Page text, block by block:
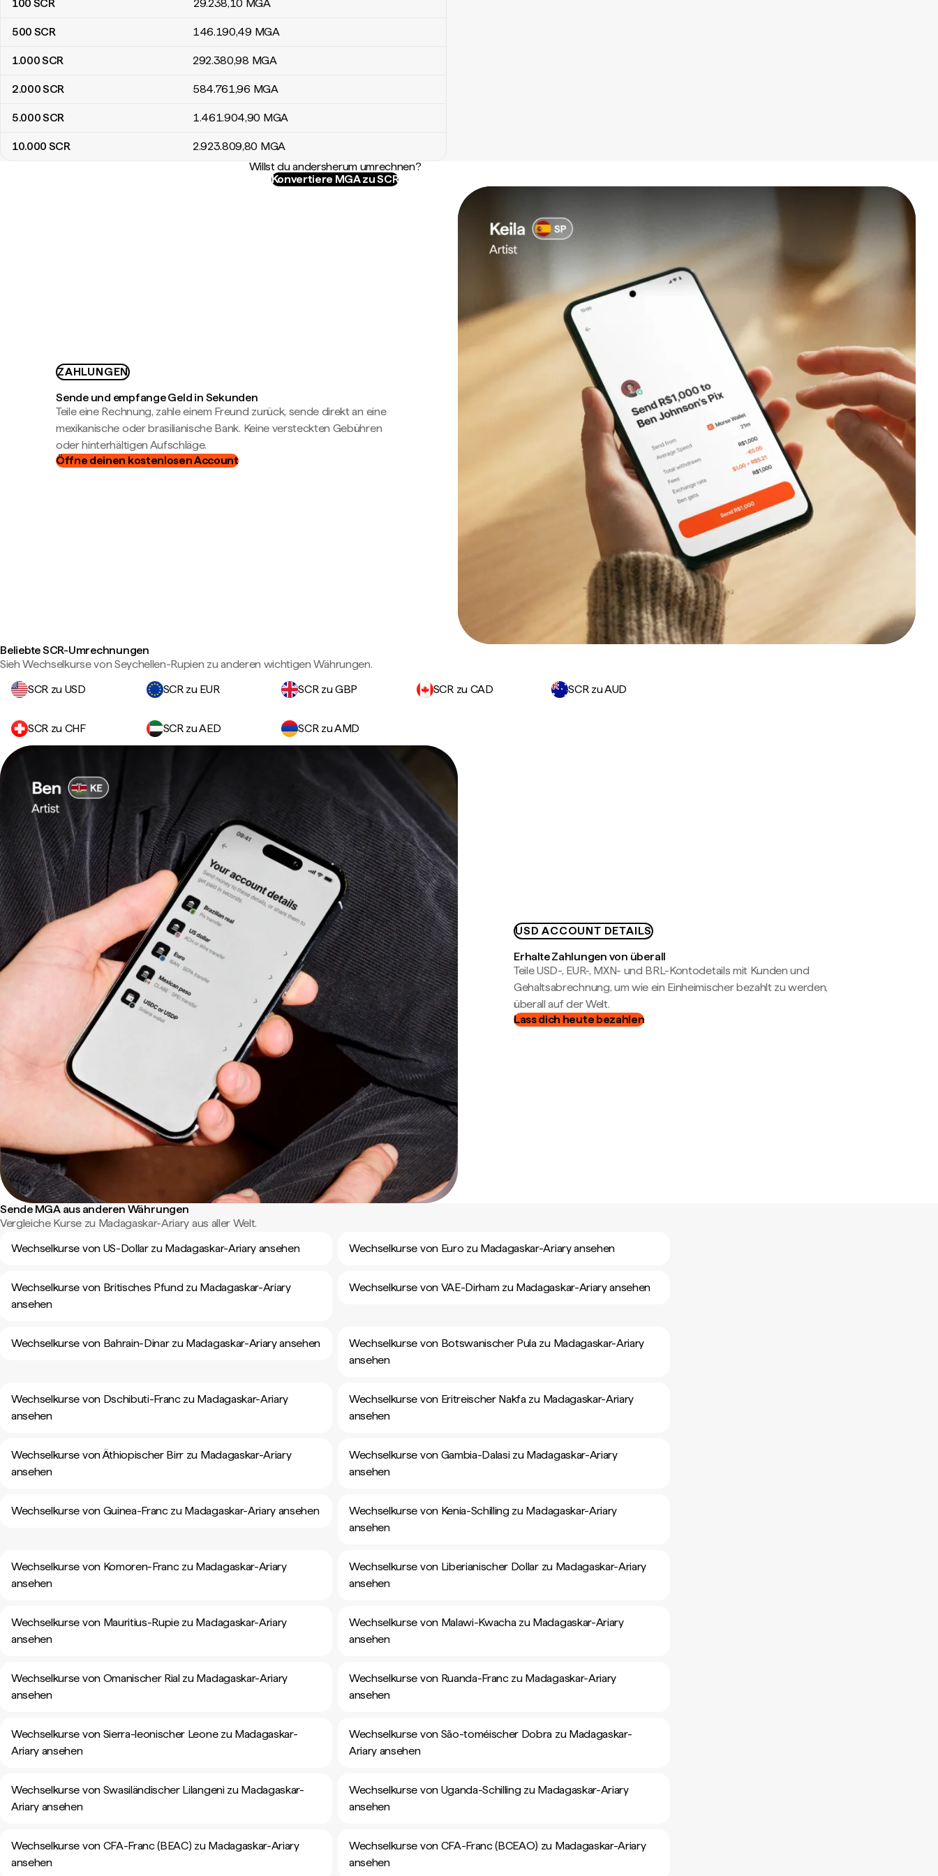
100 SCR 29.238,10 MGA
500 SCR 146.190,49 MGA
1.000SCR 292.380,98 MGA
2.000SCR 584.761,96 MGA
5.000SCR 1.461.904,90 MGA
10.000 SCR 2.923.809,80 MGA
Willst du andersherum umrechnen?
Konvertiere MGA zu SCR
ZAHLUNGEN
Sende und empfange Geld in Sekunden
Teile eine Rechnung, zahle einem Freund zurück, sende direkt an eine
mexikanische oder brasilianische Bank. Keine versteckten Gebühren
oder hinterhältigen Aufschläge.
Öffne deinen kostenlosen Account
Beliebte SCR-Umrechnungen
Sieh Wechselkurse von Seychellen-Rupien zu anderen wichtigen Währungen.
SCR zu USD
SCR zu EUR SCR zu GBP SCR zu CAD SCR zu AUD
SCR zu CHF SCR zu AED SCR zu AMD
USD ACCOUNT DETAILS
Erhalte Zahlungen von überall
Teile USD-, EUR-, MXN- und BRL-Kontodetails mit Kunden und
Gehaltsabrechnung, um wie ein Einheimischer bezahlt zu werden,
überall auf der Welt.
Lass dich heute bezahlen
Sende MGA aus anderen Währungen
Vergleiche Kurse zu Madagaskar-Ariary aus aller Welt.
Wechselkurse von US-Dollar zu Madagaskar-Ariary ansehen
Wechselkurse von Euro zu Madagaskar-Ariary ansehen
Wechselkurse von Britisches Pfund zu Madagaskar-Ariary
ansehen
Wechselkurse von VAE-Dirham zu Madagaskar-Ariary ansehen
Wechselkurse von Bahrain-Dinar zu Madagaskar-Ariary ansehen
Wechselkurse von Botswanischer Pula zu Madagaskar-Ariary
ansehen
Wechselkurse von Dschibuti-Franc zu Madagaskar-Ariary
ansehen
Wechselkurse von Eritreischer Nakfa zu Madagaskar-Ariary
ansehen
Wechselkurse von Äthiopischer Birr zu Madagaskar-Ariary
ansehen
Wechselkurse von Gambia-Dalasi zu Madagaskar-Ariary
ansehen
Wechselkurse von Guinea-Franc zu Madagaskar-Ariary ansehen
Wechselkurse von Kenia-Schilling zu Madagaskar-Ariary
ansehen
Wechselkurse von Komoren-Franc zu Madagaskar-Ariary
ansehen
Wechselkurse von Liberianischer Dollar zu Madagaskar-Ariary
ansehen
Wechselkurse von Mauritius-Rupie zu Madagaskar-Ariary
ansehen
Wechselkurse von Malawi-Kwacha zu Madagaskar-Ariary
ansehen
Wechselkurse von Omanischer Rial zu Madagaskar-Ariary
ansehen
Wechselkurse von Ruanda-Franc zu Madagaskar-Ariary
ansehen
Wechselkurse von Sierra-leonischer Leone zu Madagaskar-
Ariary ansehen
Wechselkurse von São-toméischer Dobra zu Madagaskar-
Ariary ansehen
Wechselkurse von Swasiländischer Lilangeni zu Madagaskar-
Ariary ansehen
Wechselkurse von Uganda-Schilling zu Madagaskar-Ariary
ansehen
Wechselkurse von CFA-Franc (BEAC) zu Madagaskar-Ariary
ansehen
Wechselkurse von CFA-Franc (BCEAO) zu Madagaskar-Ariary
ansehen